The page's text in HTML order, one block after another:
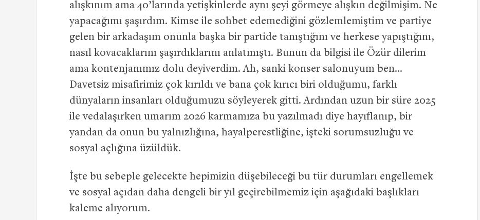
alışkınım ama 40’larında yetişkinlerde aynı şeyi görmeye alışkın değilmişim. Ne
yapacağımı şaşırdım. Kimse ile sohbet edemediğini gözlemlemiştim ve partiye
gelen bir arkadaşım onunla başka bir partide tanıştığını ve herkese yapıştığını,
nasıl kovacaklarını şaşırdıklarını anlatmıştı. Bunun da bilgisi ile Özür dilerim
ama kontenjanımız dolu deyiverdim. Ah, sanki konser salonuyum ben…
Davetsiz misafirimiz çok kırıldı ve bana çok kırıcı biri olduğumu, farklı
dünyaların insanları olduğumuzu söyleyerek gitti. Ardından uzun bir süre 2025
ile vedalaşırken umarım 2026 karmamıza bu yazılmadı diye hayıflanıp, bir
yandan da onun bu yalnızlığına, hayalperestliğine, işteki sorumsuzluğu ve
sosyal açlığına üzüldük.
İşte bu sebeple gelecekte hepimizin düşebileceği bu tür durumları engellemek
ve sosyal açıdan daha dengeli bir yıl geçirebilmemiz için aşağıdaki başlıkları
kaleme alıyorum.